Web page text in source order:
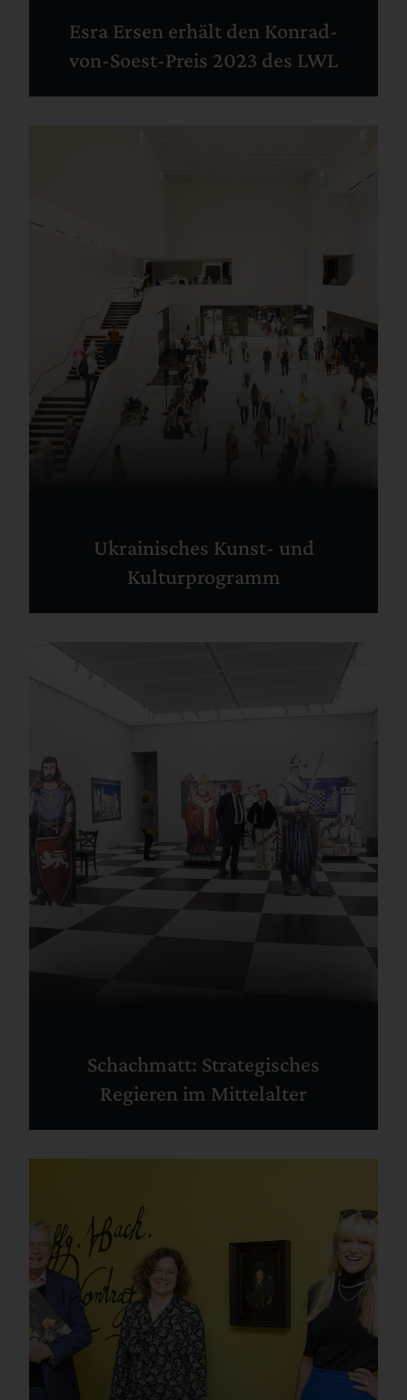
Esra Ersen erhält den Konrad-
von-Soest-Preis 2023 des LWL
Ukrainisches Kunst- und
Kulturprogramm
Schachmatt: Strategisches
Regieren im Mittelalter